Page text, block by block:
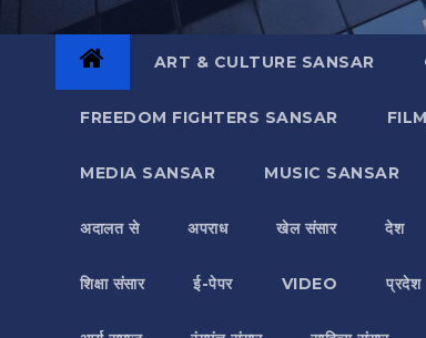
ART & CULTURE SANSAR
FREEDOM FIGHTERS SANSAR
MEDIA SANSAR MUSIC SANSAR
अदालत से अपराध खेल संसार देश
शिक्षा संसार ई-पेपर VIDEO प्रदेश